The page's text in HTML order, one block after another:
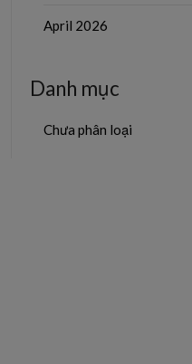
April 2026
Danh mục
Chưa phân loại